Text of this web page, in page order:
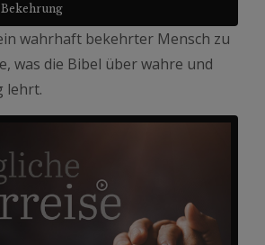
wahrhaft bekehrter Mensch zu
was die Bibel über wahre und
lehrt.